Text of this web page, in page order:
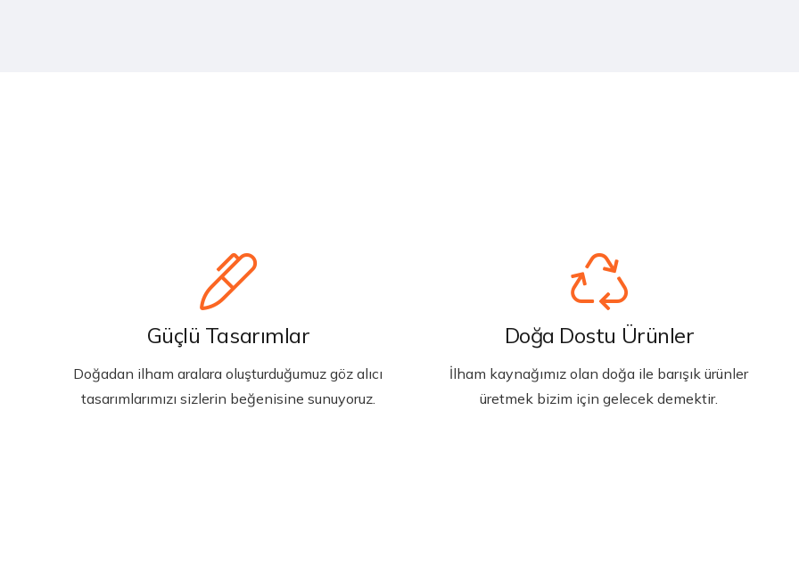
Güçlü Tasarımlar
Doğadan ilham aralara oluşturduğumuz göz alıcı
tasarımlarımızı sizlerin beğenisine sunuyoruz.
Doğa Dostu Ürünler
İlham kaynağımız olan doğa ile barışık ürünler
üretmek bizim için gelecek demektir.